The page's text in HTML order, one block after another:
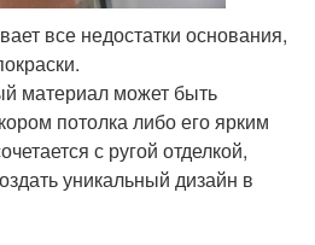
все недостатки основания,
материал может быть
потолка либо его ярким
с ругой отделкой,
уникальный дизайн в